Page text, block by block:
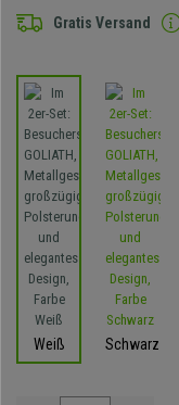
Gratis Versand
Weiß Schwarz